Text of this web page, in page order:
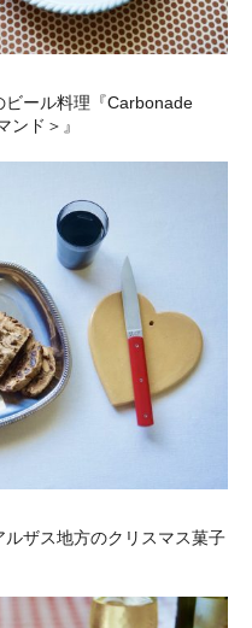
ビール料理『Carbonade
ド＞』
ザス地方のクリスマス菓子